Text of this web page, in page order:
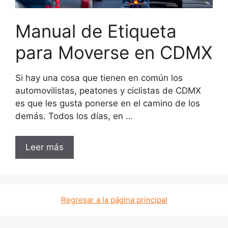
Manual de Etiqueta
para Moverse en CDMX
Si hay una cosa que tienen en común los
automovilistas, peatones y ciclistas de CDMX
es que les gusta ponerse en el camino de los
demás. Todos los días, en …
Leer más
Regresar a la página principal